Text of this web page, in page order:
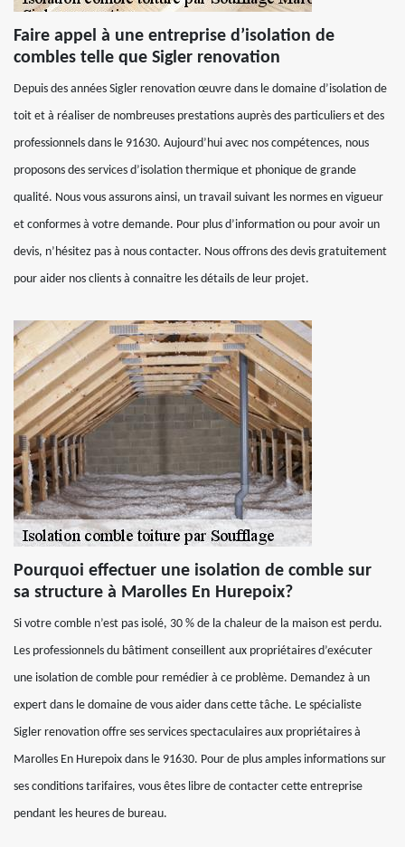
Faire appel à une entreprise d’isolation de
combles telle que Sigler renovation
Depuis des années Sigler renovation œuvre dans le domaine d’isolation de
toit et à réaliser de nombreuses prestations auprès des particuliers et des
professionnels dans le 91630. Aujourd’hui avec nos compétences, nous
proposons des services d’isolation thermique et phonique de grande
qualité. Nous vous assurons ainsi, un travail suivant les normes en vigueur
et conformes à votre demande. Pour plus d’information ou pour avoir un
devis, n’hésitez pas à nous contacter. Nous offrons des devis gratuitement
pour aider nos clients à connaitre les détails de leur projet.
Pourquoi effectuer une isolation de comble sur
sa structure à Marolles En Hurepoix?
Si votre comble n’est pas isolé, 30 % de la chaleur de la maison est perdu.
Les professionnels du bâtiment conseillent aux propriétaires d’exécuter
une isolation de comble pour remédier à ce problème. Demandez à un
expert dans le domaine de vous aider dans cette tâche. Le spécialiste
Sigler renovation offre ses services spectaculaires aux propriétaires à
Marolles En Hurepoix dans le 91630. Pour de plus amples informations sur
ses conditions tarifaires, vous êtes libre de contacter cette entreprise
pendant les heures de bureau.